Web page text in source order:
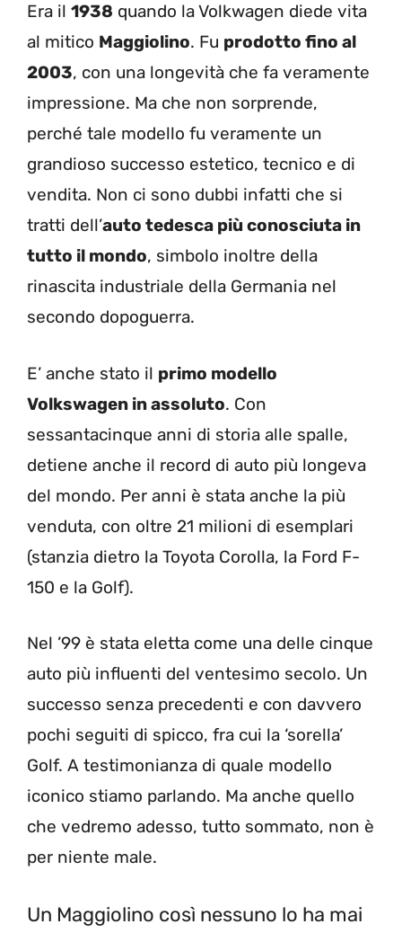
Era il 1938 quando la Volkwagen diede vita
al mitico Maggiolino. Fu prodotto fino al
2003, con una longevità che fa veramente
impressione. Ma che non sorprende,
perché tale modello fu veramente un
grandioso successo estetico, tecnico e di
vendita. Non ci sono dubbi infatti che si
tratti dell’auto tedesca più conosciuta in
tutto il mondo, simbolo inoltre della
rinascita industriale della Germania nel
secondo dopoguerra.
E’ anche stato il primo modello
Volkswagen in assoluto. Con
sessantacinque anni di storia alle spalle,
detiene anche il record di auto più longeva
del mondo. Per anni è stata anche la più
venduta, con oltre 21 milioni di esemplari
(stanzia dietro la Toyota Corolla, la Ford F-
150 e la Golf).
Nel ’99 è stata eletta come una delle cinque
auto più influenti del ventesimo secolo. Un
successo senza precedenti e con davvero
pochi seguiti di spicco, fra cui la ‘sorella’
Golf. A testimonianza di quale modello
iconico stiamo parlando. Ma anche quello
che vedremo adesso, tutto sommato, non è
per niente male.
Un Maggiolino così nessuno lo ha mai